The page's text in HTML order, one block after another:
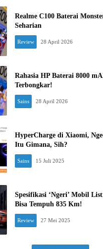
Realme C100 Baterai
Seharian
Review 28 April 2026
Rahasia HP Baterai 8000
Terbongkar!
Sains 28 April 2026
HyperCharge di Xiaomi,
Itu Gimana, Sih?
Sains 15 Juli 2025
Spesifikasi ‘Ngeri’ Mobil
Bisa Tempuh 835 Km!
Review 27 Mei 2025